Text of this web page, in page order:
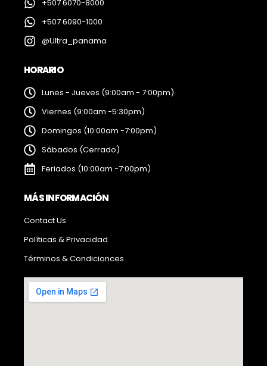
+507 6070-8000
+507 6090-1000
@Ultra_panama
HORARIO
Lunes - Jueves (9:00am - 7:00pm)
Viernes (9:00am -5:30pm)
Domingos (10:00am -7:00pm)
Sábados (Cerrado)
Feriados (10:00am -7:00pm)
MÁS INFORMACIÓN
Contact Us
Políticas & Privacidad
Términos & Condicionces